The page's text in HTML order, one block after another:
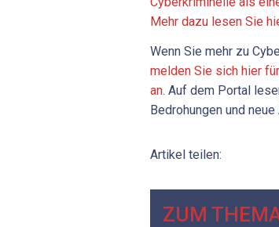
Mehr dazu lesen Sie
Wenn Sie mehr zu
melden Sie sich hier
an. Auf dem Portal
Bedrohungen und
Artikel teilen:
ZUM